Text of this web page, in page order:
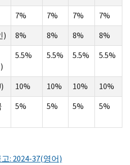
7% 7% 7%
7%
)
8% 8% 8%
8%
5.5% 5.5% 5.5% 5.5%
10% 10% 10%
10%
5% 5% 5% 5%
: 2024-37(영어)